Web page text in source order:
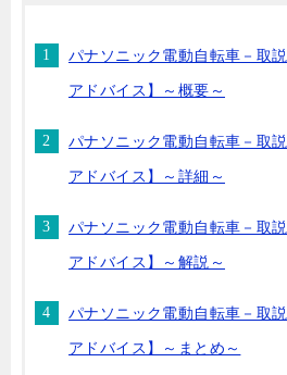
パナソニック電動自転車－取
アドバイス】～概要～
パナソニック電動自転車－取
アドバイス】～詳細～
パナソニック電動自転車－取
アドバイス】～解説～
パナソニック電動自転車－取
アドバイス】～まとめ～